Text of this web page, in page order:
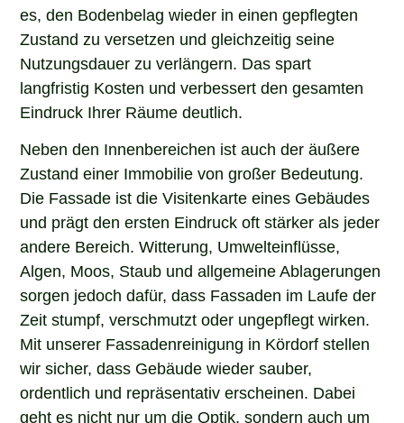
es, den Bodenbelag wieder in einen gepflegten
Zustand zu versetzen und gleichzeitig seine
Nutzungsdauer zu verlängern. Das spart
langfristig Kosten und verbessert den gesamten
Eindruck Ihrer Räume deutlich.
Neben den Innenbereichen ist auch der äußere
Zustand einer Immobilie von großer Bedeutung.
Die Fassade ist die Visitenkarte eines Gebäudes
und prägt den ersten Eindruck oft stärker als jeder
andere Bereich. Witterung, Umwelteinflüsse,
Algen, Moos, Staub und allgemeine Ablagerungen
sorgen jedoch dafür, dass Fassaden im Laufe der
Zeit stumpf, verschmutzt oder ungepflegt wirken.
Mit unserer Fassadenreinigung in Kördorf stellen
wir sicher, dass Gebäude wieder sauber,
ordentlich und repräsentativ erscheinen. Dabei
geht es nicht nur um die Optik, sondern auch um